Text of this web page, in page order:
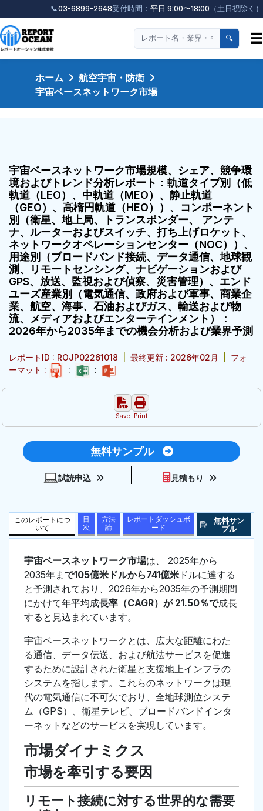
📞03-6899-2648受付時間： 平日 9:00〜18:00 （土日祝除く）
🔍 ☰
ホーム
航空宇宙・防衛
宇宙ベースネットワーク市場
宇宙ベースネットワーク市場規模、シェア、競争環
境およびトレンド分析レポート：軌道タイプ別（低
軌道（LEO）、中軌道（MEO）、静止軌道
（GEO）、高楕円軌道（HEO））、コンポーネント
別（衛星、地上局、トランスポンダー、 アンテ
ナ、ルーターおよびスイッチ、打ち上げロケット、
ネットワークオペレーションセンター（NOC））、
用途別（ブロードバンド接続、データ通信、地球観
測、リモートセンシング、ナビゲーションおよび
GPS、放送、監視および偵察、災害管理）、エンド
ユーズ産業別（電気通信、政府および軍事、商業企
業、航空、海事、石油およびガス、輸送および物
流、メディアおよびエンターテインメント）：
2026年から2035年までの機会分析および業界予測
レポートID : ROJP02261018 最終更新 : 2026年02月
フォ
ーマット :
: :
Save Print
無料サンプル
試読申込 見積もり
このレポートにつ
いて
目
次
方法
論
レポートダッシュボ
ード
無料サン
プル
宇宙ベースネットワーク市場は、 2025年から
2035年ま で105億米ドルから741億米 ドルに達する
と予測されており、2026年から2035年の予測期間
にかけて年平均成長率（CAGR）が 21.50％で成長
すると見込まれています。
宇宙ベースネットワークとは、広大な距離にわた
る通信、データ伝送、および航法サービスを促進
するために設計された衛星と支援地上インフラの
システムを指します。これらのネットワークは現
代の電気通信に不可欠でおり、全地球測位システ
ム（GPS）、衛星テレビ、ブロードバンドインタ
ーネットなどのサービスを実現しています。
市場ダイナミクス
市場を牽引する要因
リモート接続に対する世界的な需要